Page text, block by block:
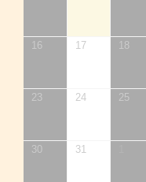
16 17 18
23 24 25
30 31